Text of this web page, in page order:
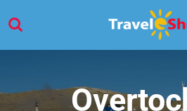
direct
naar